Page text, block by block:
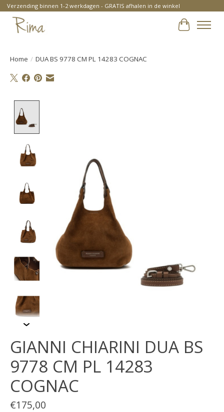
Verzending binnen 1-2 werkdagen - GRATIS afhalen in de winkel
Home / DUA BS 9778 CM PL 14283 COGNAC
GIANNI CHIARINI DUA BS
9778 CM PL 14283
COGNAC
€175,00